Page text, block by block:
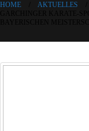
HOME AKTUELLES